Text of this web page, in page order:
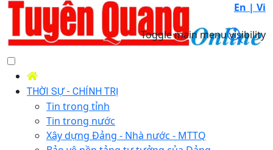
En | Vi
Toggle main menu visibility
THỜI SỰ - CHÍNH TRỊ
Tin trong tỉnh
Tin trong nước
Xây dựng Đảng - Nhà nước - MTTQ